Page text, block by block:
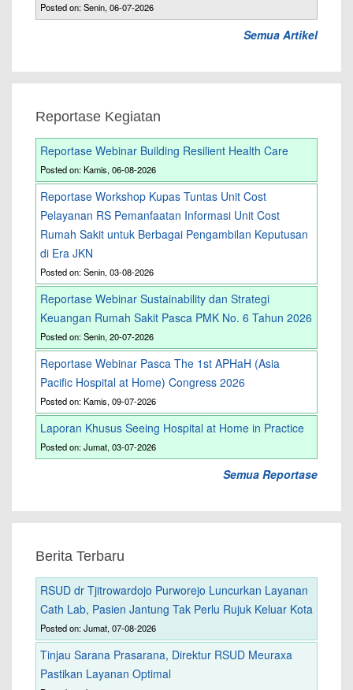
Posted on: Senin, 06-07-2026
Semua Artikel
Reportase Kegiatan
Reportase Webinar Building Resilient Health Care
Posted on: Kamis, 06-08-2026
Reportase Workshop Kupas Tuntas Unit Cost
Pelayanan RS Pemanfaatan Informasi Unit Cost
Rumah Sakit untuk Berbagai Pengambilan Keputusan
di Era JKN
Posted on: Senin, 03-08-2026
Reportase Webinar Sustainability dan Strategi
Keuangan Rumah Sakit Pasca PMK No. 6 Tahun 2026
Posted on: Senin, 20-07-2026
Reportase Webinar Pasca The 1st APHaH (Asia
Pacific Hospital at Home) Congress 2026
Posted on: Kamis, 09-07-2026
Laporan Khusus Seeing Hospital at Home in Practice
Posted on: Jumat, 03-07-2026
Semua Reportase
Berita Terbaru
RSUD dr Tjitrowardojo Purworejo Luncurkan Layanan
Cath Lab, Pasien Jantung Tak Perlu Rujuk Keluar Kota
Posted on: Jumat, 07-08-2026
Tinjau Sarana Prasarana, Direktur RSUD Meuraxa
Pastikan Layanan Optimal